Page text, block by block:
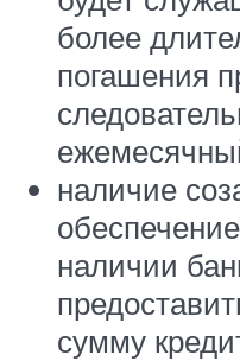
более
погашения
наличие
наличии
сумму